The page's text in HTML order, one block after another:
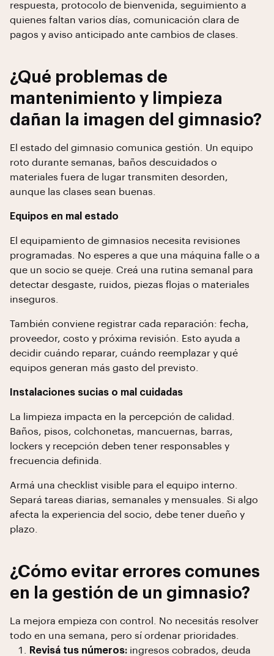
respuesta, protocolo de bienvenida, seguimiento a
quienes faltan varios días, comunicación clara de
pagos y aviso anticipado ante cambios de clases.
¿Qué problemas de
mantenimiento y limpieza
dañan la imagen del gimnasio?
El estado del gimnasio comunica gestión. Un equipo
roto durante semanas, baños descuidados o
materiales fuera de lugar transmiten desorden,
aunque las clases sean buenas.
Equipos en mal estado
El equipamiento de gimnasios necesita revisiones
programadas. No esperes a que una máquina falle o a
que un socio se queje. Creá una rutina semanal para
detectar desgaste, ruidos, piezas flojas o materiales
inseguros.
También conviene registrar cada reparación: fecha,
proveedor, costo y próxima revisión. Esto ayuda a
decidir cuándo reparar, cuándo reemplazar y qué
equipos generan más gasto del previsto.
Instalaciones sucias o mal cuidadas
La limpieza impacta en la percepción de calidad.
Baños, pisos, colchonetas, mancuernas, barras,
lockers y recepción deben tener responsables y
frecuencia definida.
Armá una checklist visible para el equipo interno.
Separá tareas diarias, semanales y mensuales. Si algo
afecta la experiencia del socio, debe tener dueño y
plazo.
¿Cómo evitar errores comunes
en la gestión de un gimnasio?
La mejora empieza con control. No necesitás resolver
todo en una semana, pero sí ordenar prioridades.
Revisá tus números: ingresos cobrados, deuda